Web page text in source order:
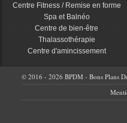
Centre Fitness / Remise en forme
Spa et Balnéo
Centre de bien-être
Thalassothérapie
Centre d'amincissement
© 2016 - 2026 BPDM - Bons Plans